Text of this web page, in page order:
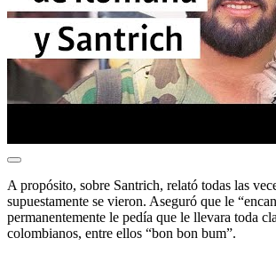
A propósito, sobre Santrich, relató todas las
supuestamente se vieron. Aseguró que le
permanentemente le pedía que le llevara toda
colombianos, entre ellos “bon bon bum”.